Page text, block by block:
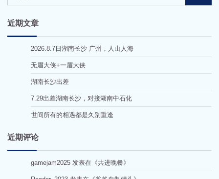
索：
近期文章
2026.8.7日湖南长沙-广州，人山人海
无眉大侠+一眉大侠
湖南长沙出差
7.29出差湖南长沙，对接湖南中石化
世间所有的相遇都是久别重逢
近期评论
gamejam2025 发表在《共进晚餐》